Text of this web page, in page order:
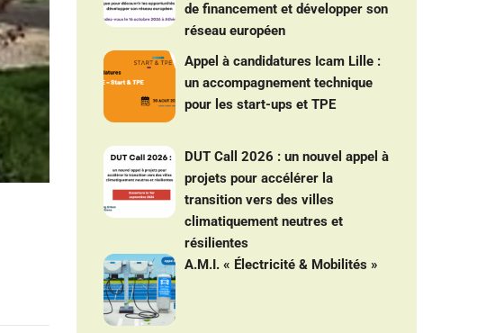
de financement et développer son
réseau européen
Appel à candidatures Icam Lille :
un accompagnement technique
pour les start-ups et TPE
DUT Call 2026 : un nouvel appel à
projets pour accélérer la
transition vers des villes
climatiquement neutres et
résilientes
A.M.I. « Électricité & Mobilités »